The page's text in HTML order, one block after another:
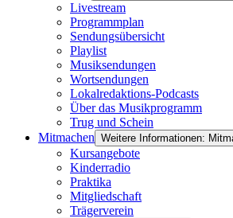
Livestream
Programmplan
Sendungsübersicht
Playlist
Musiksendungen
Wortsendungen
Lokalredaktions-Podcasts
Über das Musikprogramm
Trug und Schein
Mitmachen Weitere Informationen:
Kursangebote
Kinderradio
Praktika
Mitgliedschaft
Trägerverein